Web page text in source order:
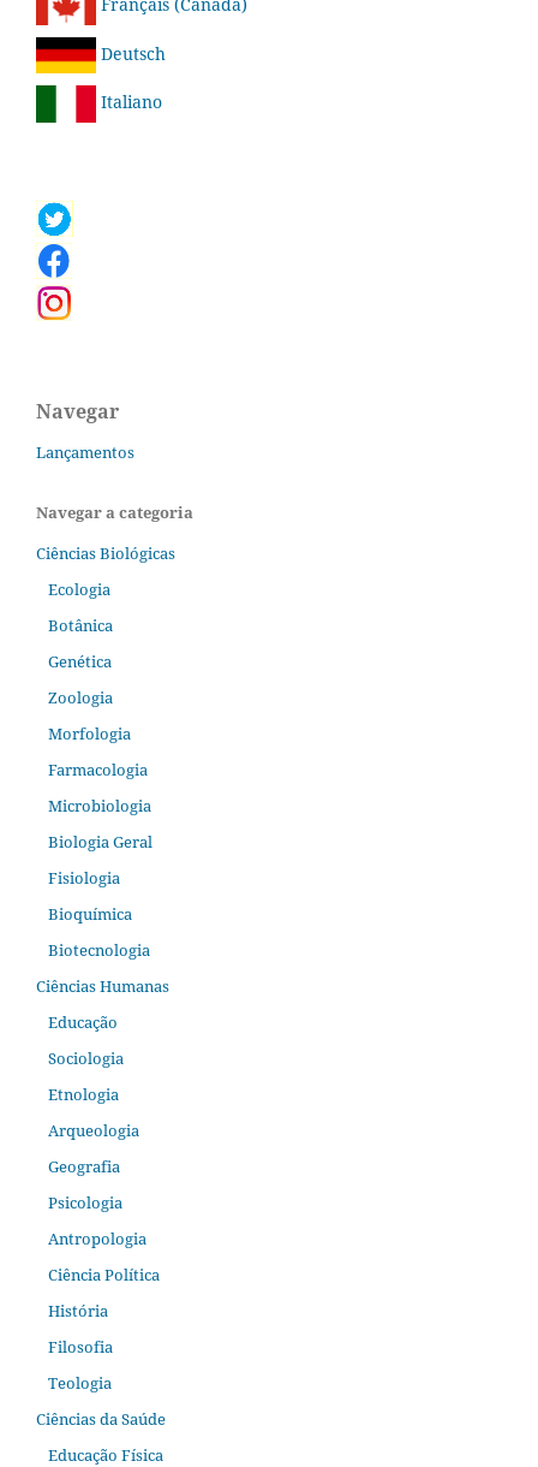
Deutsch
Italiano
Navegar
Lançamentos
Navegar a categoria
Ciências Biológicas
Ecologia
Botânica
Genética
Zoologia
Morfologia
Farmacologia
Microbiologia
Biologia Geral
Fisiologia
Bioquímica
Biotecnologia
Ciências Humanas
Educação
Sociologia
Etnologia
Arqueologia
Geografia
Psicologia
Antropologia
Ciência Política
História
Filosofia
Teologia
Ciências da Saúde
Educação Física